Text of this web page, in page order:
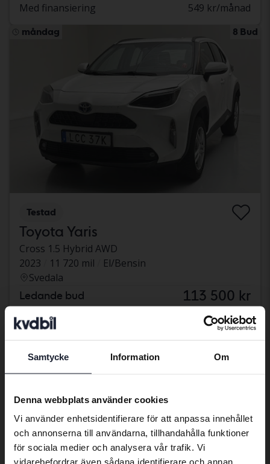
Samtycke Information Om
Denna webbplats använder cookies
Vi använder enhetsidentifierare för att anpassa innehållet
och annonserna till användarna, tillhandahålla funktioner
för sociala medier och analysera vår trafik. Vi
vidarebefordrar även sådana identifierare och annan
Med finansiering 549 kr/månad
måndag 8 Bud
Testad
Toyota Yaris
Cross 1.5 Hybrid AWD
2023
11 720 mil
El/Bensin
Svedala
Ledande bud 113 500 kr
967 kr/månad
Preferred language
We have detected that your browser
Swedish. To better service our friends
abroad we have an English language
site (kvdcars.com) that contains all the